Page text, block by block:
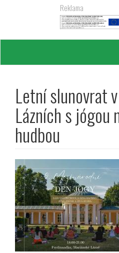
Reklama
Letní slunovrat
Lázních s jógou
hudbou